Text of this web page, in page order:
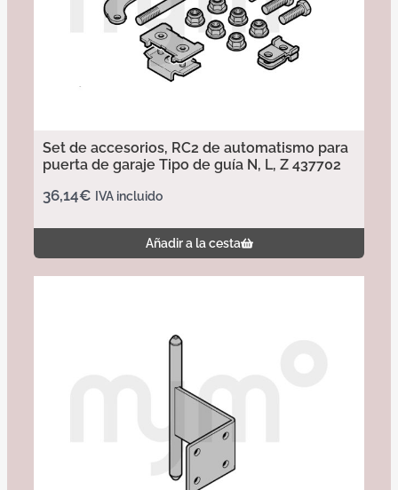
Set de accesorios, RC2 de automatismo para
puerta de garaje Tipo de guía N, L, Z 437702
36,14€ IVA incluido
Añadir a la cesta